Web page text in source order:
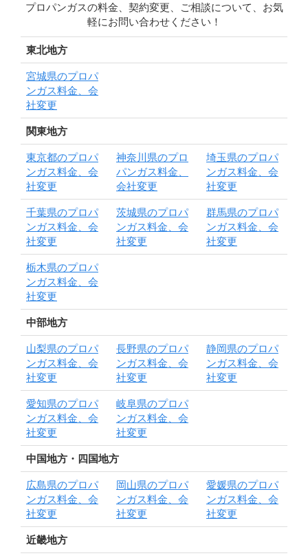
プロパンガスの料金、契約変更、ご相談について、お気
軽にお問い合わせください！
東北地方
宮城県のプロパ
ンガス料金、会
社変更
関東地方
東京都のプロパ
ンガス料金、会
社変更
神奈川県のプロ
パンガス料金、
会社変更
埼玉県のプロパ
ンガス料金、会
社変更
千葉県のプロパ
ンガス料金、会
社変更
茨城県のプロパ
ンガス料金、会
社変更
群馬県のプロパ
ンガス料金、会
社変更
栃木県のプロパ
ンガス料金、会
社変更
中部地方
山梨県のプロパ
ンガス料金、会
社変更
長野県のプロパ
ンガス料金、会
社変更
静岡県のプロパ
ンガス料金、会
社変更
愛知県のプロパ
ンガス料金、会
社変更
岐阜県のプロパ
ンガス料金、会
社変更
中国地方・四国地方
広島県のプロパ
ンガス料金、会
社変更
岡山県のプロパ
ンガス料金、会
社変更
愛媛県のプロパ
ンガス料金、会
社変更
近畿地方